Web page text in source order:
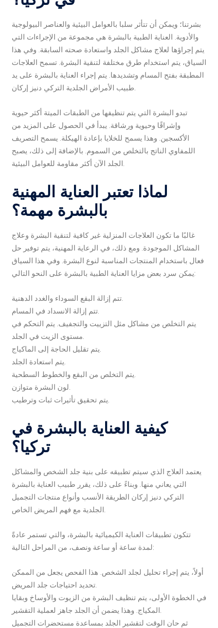
بشرتنا؛ ويمكن أن تتأثر سلبا بالعوامل البيئية والعناصر البيولوجية
والأدوية. العناية الطبية بالبشرة هي مجموعة من الإجراءات التي
يتم إجراؤها لعلاج مشاكل الجلد واستعادة صحته السابقة. وفي هذا
السياق، يتم استخدام طرق مختلفة لتنقية البشرة. تسمح العلاجات
المطبقة بفتح المسام وتشديدها. يتم إجراء العناية بالبشرة على يد
طبيب الأمراض الجلدية التركي دنيز إركان.
تبدو البشرة التي يتم تنظيفها من الطبقات الميتة أكثر حيوية
وإشراقًا وحيوية ورشاقة. يبدأ في الحصول على المزيد من
الأكسجين. وهذا يسمح للخلايا بإعادة الهيكلة. يسمح التصريف
اللمفاوي الناتج بالتخلص من السموم. بالإضافة إلى ذلك، يصبح
الجلد الآن أكثر مقاومة للعوامل البيئية.
لماذا تعتبر العناية المهنية
بالبشرة مهمة؟
غالبًا ما تكون العلاجات المنزلية غير كافية لتنقية البشرة وعلاج
المشاكل الموجودة. ومع ذلك، في الرعاية المهنية، يتم توفير حل
فعال باستخدام المنتجات المناسبة لنوع البشرة. وفي هذا السياق
يمكن سرد بعض مزايا العناية الطبية بالبشرة على النحو التالي:
تتم إزالة البقع السوداء والغدد الدهنية.
تتم إزالة الانسداد في المسام.
يتم التخلص من مشاكل مثل التزييت والتجفيف. يتم التحكم في
مستوى الزيت في الجلد.
يتم تقليل الحاجة إلى الماكياج.
يتم استعادة الجلد.
يتم التخلص من البقع والخطوط السطحية.
لون البشرة متوازن.
يتم تحقيق تأثيرات ثبات وترطيب.
كيفية العناية بالبشرة في
تركيا؟
يعتمد العلاج الذي سيتم تطبيقه على بنية جلد الشخص والمشاكل
التي يعاني منها. وبناءً على ذلك، يقرر طبيب العناية بالبشرة
التركي دنيز إركان الطريقة الأنسب وأنواع منتجات التجميل
الجلدية مع فهم المريض الخاص.
تتكون تطبيقات العناية الكيميائية بالبشرة، والتي تستمر عادةً
لمدة ساعة أو ساعة ونصف، من المراحل التالية:
أولاً، يتم إجراء تحليل لجلد الشخص. هذا الفحص يجعل من الممكن
تحديد احتياجات جلد المريض.
في الخطوة الأولى، يتم تنظيف البشرة من الزيوت والأوساخ وبقايا
المكياج. وهذا يضمن أن الجلد جاهز لعملية التقشير.
ثم حان الوقت لتقشير الجلد بمساعدة مستحضرات التجميل